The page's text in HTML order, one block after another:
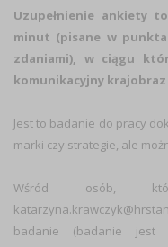
Uzupełnienie ankiety
minut (pisane w
zdaniami), w ciągu
komunikacyjny krajobraz
Jest to badanie do pracy
marki czy strategie, ale
Wśród osób,
badanie (badanie jest